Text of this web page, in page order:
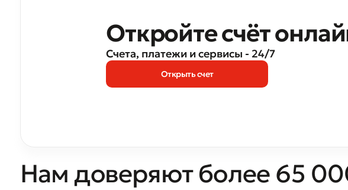
Оцените
Оставить
Откройте счёт
Счета, платежи и сервисы - 24/7
Открыть счет
Нам доверяют более 65